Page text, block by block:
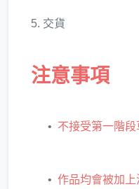
5. 交貨
注意事項
不接受第一階
作品均會被加